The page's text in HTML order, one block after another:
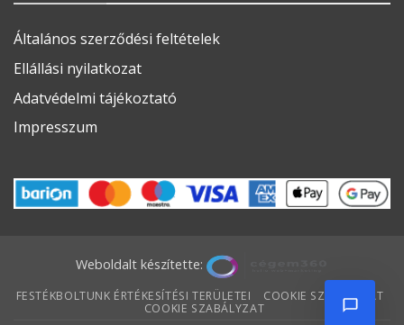
Általános szerződési feltételek
Ellállási nyilatkozat
Adatvédelmi tájékoztató
Impresszum
Weboldalt készítette:
FESTÉKBOLTUNK ÉRTÉKESÍTÉSI TERÜLETEI
COOKIE SZABÁLYZAT
COOKIE SZABÁLYZAT